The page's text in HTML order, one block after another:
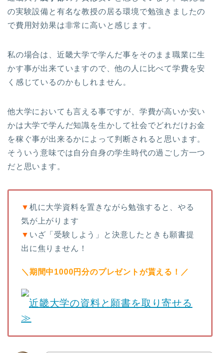
の実験設備と有名な教授の居る環境で勉強きましたの
で費用対効果は非常に高いと感じます。
私の場合は、近畿大学で学んだ事をそのまま職業に生
かす事が出来ていますので、他の人に比べて学費を安
く感じているのかもしれません。
他大学においても言える事ですが、学費が高いか安い
かは大学で学んだ知識を生かして社会でどれだけお金
を稼ぐ事が出来るかによって判断されると思います。
そういう意味では自分自身の学生時代の過ごし方一つ
だと思います。
▼ 机に大学資料を置きながら勉強すると、やる
気が上がります
▼ いざ「受験しよう」と決意したときも願書提
出に焦りません！
＼期間中1000円分のプレゼントが貰える！／
近畿大学の資料と願書を取り寄せる
≫